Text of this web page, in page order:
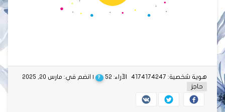
الآراء: 52 ? | انضم في: مارس 20, 2025
هوية شخصية: 4174174247
حاجز